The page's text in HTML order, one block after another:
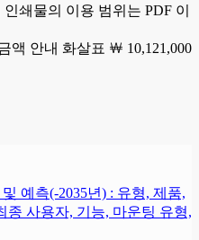
쇄물의 이용 범위는 PDF 이
￦ 10,121,000
예측(-2035년) : 유형, 제품,
종 사용자, 기능, 마운팅 유형,